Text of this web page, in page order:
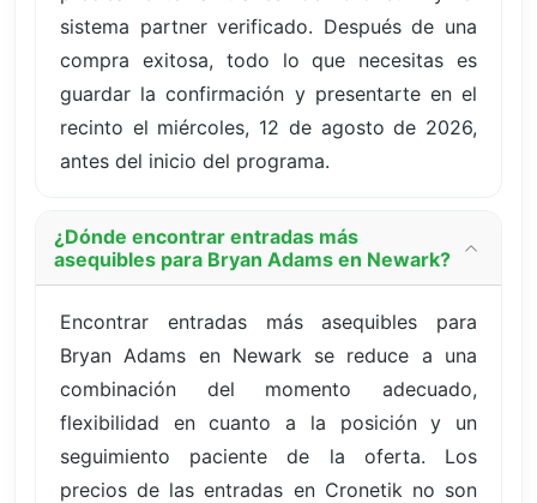
sistema partner verificado. Después de una
compra exitosa, todo lo que necesitas es
guardar la confirmación y presentarte en el
recinto el miércoles, 12 de agosto de 2026,
antes del inicio del programa.
¿Dónde encontrar entradas más
asequibles para Bryan Adams en Newark?
Encontrar entradas más asequibles para
Bryan Adams en Newark se reduce a una
combinación del momento adecuado,
flexibilidad en cuanto a la posición y un
seguimiento paciente de la oferta. Los
precios de las entradas en Cronetik no son